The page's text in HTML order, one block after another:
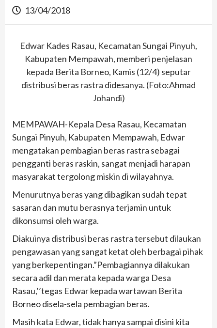
13/04/2018
Edwar Kades Rasau, Kecamatan Sungai Pinyuh,
Kabupaten Mempawah, memberi penjelasan
kepada Berita Borneo, Kamis (12/4) seputar
distribusi beras rastra didesanya. (Foto:Ahmad
Johandi)
MEMPAWAH-Kepala Desa Rasau, Kecamatan
Sungai Pinyuh, Kabupaten Mempawah, Edwar
mengatakan pembagian beras rastra sebagai
pengganti beras raskin, sangat menjadi harapan
masyarakat tergolong miskin di wilayahnya.
Menurutnya beras yang dibagikan sudah tepat
sasaran dan mutu berasnya terjamin untuk
dikonsumsi oleh warga.
Diakuinya distribusi beras rastra tersebut dilaukan
pengawasan yang sangat ketat oleh berbagai pihak
yang berkepentingan.”Pembagiannya dilakukan
secara adil dan merata kepada warga Desa
Rasau,’’tegas Edwar kepada wartawan Berita
Borneo disela-sela pembagian beras.
Masih kata Edwar, tidak hanya sampai disini kita